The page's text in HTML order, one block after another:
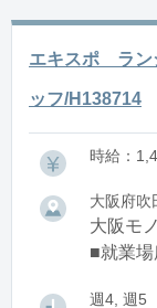
エキスポ ラン
ッフ/H138714
時給：
大阪府吹
大阪モ
■就業
週4, 週5